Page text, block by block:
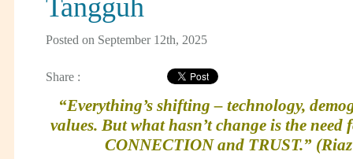
Tangguh
Posted on September 12th, 2025
Share :
“Everything’s shifting – technology,
values. But what hasn’t change is the
CONNECTION and TRUST.”